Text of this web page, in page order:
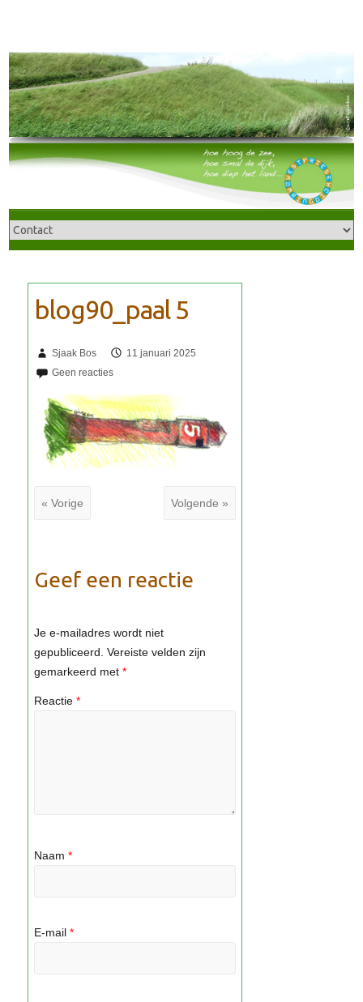
Sjaak Bos 11 januari 2025
« Vorige Volgende »
Geef een reactie
Je e-mailadres wordt niet
gepubliceerd. Vereiste velden zijn
gemarkeerd met *
Reactie *
Naam *
E-mail *